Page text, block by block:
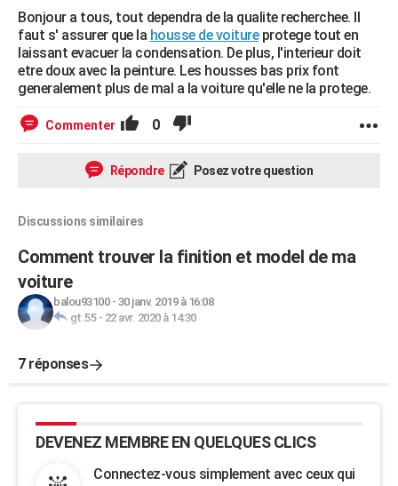
Bonjour a tous, tout dependra de la qualite recherchee. Il
faut s' assurer que la housse de voitureprotege tout en
laissant evacuer la condensation. De plus, l'interieur doit
etre doux avec la peinture. Les housses bas prix font
generalement plus de mal a la voiture qu'elle ne la protege.
Commenter 0
Répondre Posez votre question
Discussions similaires
Comment trouver la finition et model de ma
voiture
balou93100- 30 janv. 2019 à 16:08
gt.55- 22 avr. 2020 à 14:30
7 réponses
DEVENEZ MEMBRE EN QUELQUES CLICS
Connectez-vous simplement avec ceux qui